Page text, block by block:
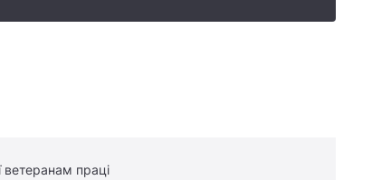
ветеранам праці